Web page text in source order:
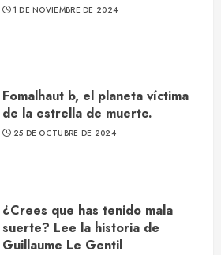
1 DE NOVIEMBRE DE 2024
Fomalhaut b, el planeta víctima
de la estrella de muerte.
25 DE OCTUBRE DE 2024
¿Crees que has tenido mala
suerte? Lee la historia de
Guillaume Le Gentil